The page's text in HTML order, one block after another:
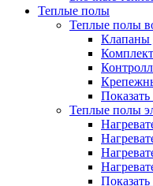
Теплые полы
Теплые полы
Клапаны
Показать
Теплые полы
Показать